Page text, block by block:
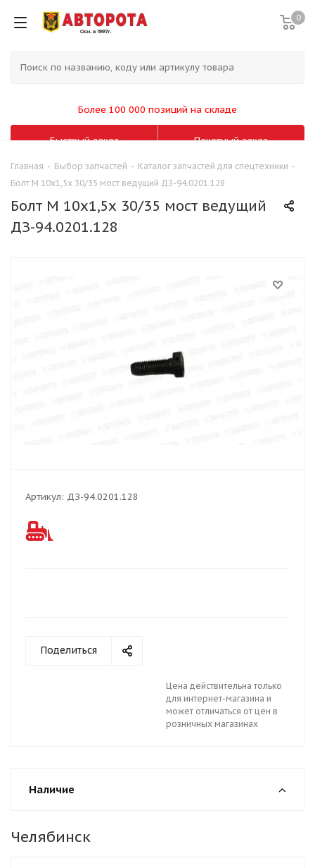
0
Более 100 000 позиций на складе
Быстрый заказ Пакетный заказ
Главная - Выбор запчастей - Каталог запчастей для спецтехники -
Болт М 10х1,5х 30/35 мост ведущий ДЗ-94.0201.128
Болт М 10х1,5х 30/35 мост ведущий
ДЗ-94.0201.128
Артикул: ДЗ-94.0201.128
Поделиться
Цена действительна только
для интернет-магазина и
может отличаться от цен в
розничных магазинах
Наличие
Челябинск